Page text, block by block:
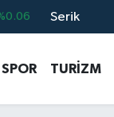
%0.21
Serik
SPOR TURİZM